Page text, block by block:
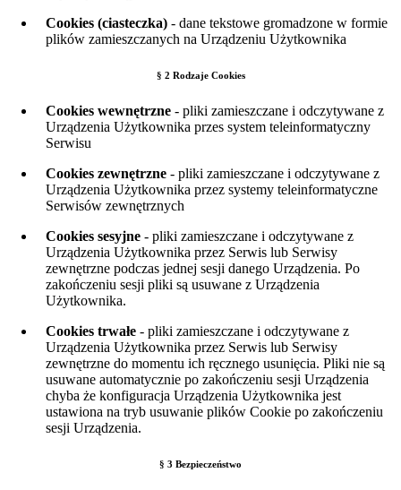
Cookies (ciasteczka) - dane tekstowe gromadzone w formie
plików zamieszczanych na Urządzeniu Użytkownika
§ 2 Rodzaje Cookies
Cookies wewnętrzne - pliki zamieszczane i odczytywane z
Urządzenia Użytkownika przes system teleinformatyczny
Serwisu
Cookies zewnętrzne - pliki zamieszczane i odczytywane z
Urządzenia Użytkownika przez systemy teleinformatyczne
Serwisów zewnętrznych
Cookies sesyjne - pliki zamieszczane i odczytywane z
Urządzenia Użytkownika przez Serwislub Serwisy
zewnętrzne podczas jednej sesji danego Urządzenia. Po
zakończeniu sesji pliki są usuwane z Urządzenia
Użytkownika.
Cookies trwałe - pliki zamieszczane i odczytywane z
Urządzenia Użytkownika przez Serwislub Serwisy
zewnętrzne do momentu ich ręcznego usunięcia. Pliki nie są
usuwane automatycznie po zakończeniu sesji Urządzenia
chyba że konfiguracja Urządzenia Użytkownika jest
ustawiona na tryb usuwanie plików Cookie po zakończeniu
sesji Urządzenia.
§ 3 Bezpieczeństwo